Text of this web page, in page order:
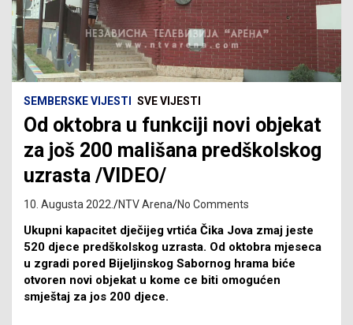
SEMBERSKE VIJESTI SVE VIJESTI
Od oktobra u funkciji novi objekat
za još 200 mališana predškolskog
uzrasta /VIDEO/
10. Augusta 2022. NTV Arena No Comments
Ukupni kapacitet dječijeg vrtića Čika Jova zmaj jeste
520 djece predškolskog uzrasta. Od oktobra mjeseca
u zgradi pored Bijeljinskog Sabornog hrama biće
otvoren novi objekat u kome ce biti omogućen
smještaj za jos 200 djece.